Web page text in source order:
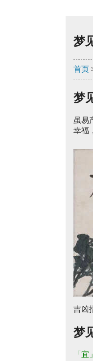
梦
首页
梦
虽易
幸福
吉凶
梦
「